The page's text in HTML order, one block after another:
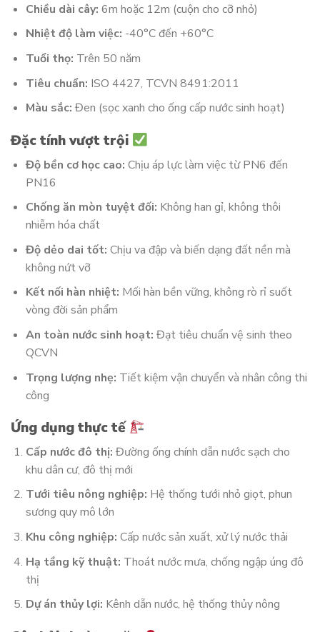
Chiều dài cây: 6m hoặc 12m (cuộn cho cỡ nhỏ)
Nhiệt độ làm việc: -40°C đến +60°C
Tuổi thọ: Trên 50 năm
Tiêu chuẩn: ISO 4427, TCVN 8491:2011
Màu sắc: Đen (sọc xanh cho ống cấp nước sinh hoạt)
Đặc tính vượt trội
Độ bền cơ học cao: Chịu áp lực làm việc từ PN6 đến
PN16
Chống ăn mòn tuyệt đối: Không han gỉ, không thôi
nhiễm hóa chất
Độ dẻo dai tốt: Chịu va đập và biến dạng đất nền mà
không nứt vỡ
Kết nối hàn nhiệt: Mối hàn bền vững, không rò rỉ suốt
vòng đời sản phẩm
An toàn nước sinh hoạt: Đạt tiêu chuẩn vệ sinh theo
QCVN
Trọng lượng nhẹ: Tiết kiệm vận chuyển và nhân công thi
công
Ứng dụng thực tế
Cấp nước đô thị: Đường ống chính dẫn nước sạch cho
khu dân cư, đô thị mới
Tưới tiêu nông nghiệp: Hệ thống tưới nhỏ giọt, phun
sương quy mô lớn
Khu công nghiệp: Cấp nước sản xuất, xử lý nước thải
Hạ tầng kỹ thuật: Thoát nước mưa, chống ngập úng đô
thị
Dự án thủy lợi: Kênh dẫn nước, hệ thống thủy nông